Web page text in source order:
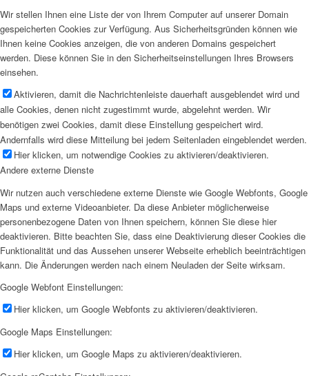
Wir stellen Ihnen eine Liste der von Ihrem Computer auf unserer Domain
gespeicherten Cookies zur Verfügung. Aus Sicherheitsgründen können wie
Ihnen keine Cookies anzeigen, die von anderen Domains gespeichert
werden. Diese können Sie in den Sicherheitseinstellungen Ihres Browsers
einsehen.
Aktivieren, damit die Nachrichtenleiste dauerhaft ausgeblendet wird und
alle Cookies, denen nicht zugestimmt wurde, abgelehnt werden. Wir
benötigen zwei Cookies, damit diese Einstellung gespeichert wird.
Andernfalls wird diese Mitteilung bei jedem Seitenladen eingeblendet werden.
Hier klicken, um notwendige Cookies zu aktivieren/deaktivieren.
Andere externe Dienste
Wir nutzen auch verschiedene externe Dienste wie Google Webfonts, Google
Maps und externe Videoanbieter. Da diese Anbieter möglicherweise
personenbezogene Daten von Ihnen speichern, können Sie diese hier
deaktivieren. Bitte beachten Sie, dass eine Deaktivierung dieser Cookies die
Funktionalität und das Aussehen unserer Webseite erheblich beeinträchtigen
kann. Die Änderungen werden nach einem Neuladen der Seite wirksam.
Google Webfont Einstellungen:
Hier klicken, um Google Webfonts zu aktivieren/deaktivieren.
Google Maps Einstellungen:
Hier klicken, um Google Maps zu aktivieren/deaktivieren.